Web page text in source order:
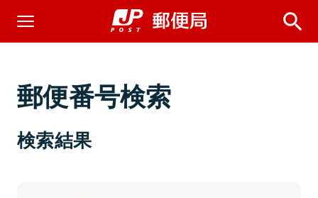
郵便番号検索
検索結果